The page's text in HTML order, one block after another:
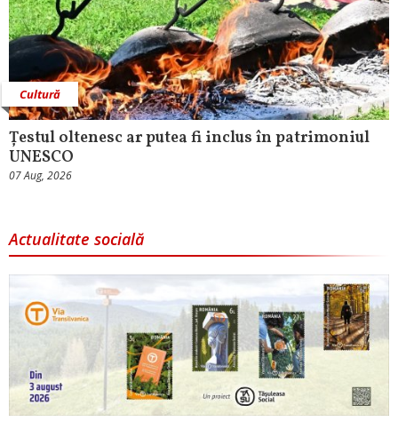
Cultură
Țestul oltenesc ar putea fi inclus în patrimoniul
UNESCO
07 Aug, 2026
Actualitate socială